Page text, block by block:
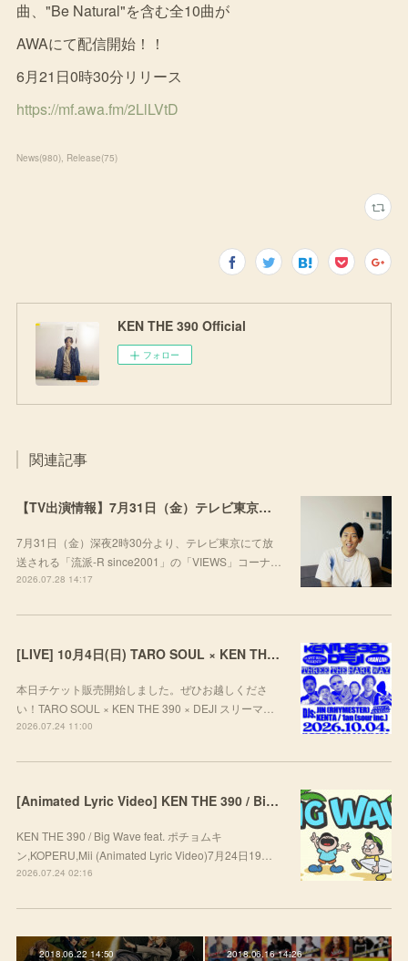
曲、"Be Natural"を含む全10曲が
AWAにて配信開始！！
6月21日0時30分リリース
https://mf.awa.fm/2LlLVtD
News(980) Release(75)
KEN THE 390 Official
フォロー
関連記事
【TV出演情報】7月31日（金）テレビ東京「流派-R since2001」
7月31日（金）深夜2時30分より、テレビ東京にて放
送される「流派-R since2001」の「VIEWS」コーナ…
2026.07.28 14:17
[LIVE] 10月4日(日) TARO SOUL × KEN THE 390 × DEJI スリーマンLIVE "THREE THE HARD WAY” @ ORD. 代官山
本日チケット販売開始しました。ぜひお越しくださ
い！TARO SOUL × KEN THE 390 × DEJI スリーマ…
2026.07.24 11:00
[Animated Lyric Video] KEN THE 390 / Big Wave feat. ポチョムキン,KOPERU,Mii
KEN THE 390 / Big Wave feat. ポチョムキ
ン,KOPERU,Mii (Animated Lyric Video)7月24日19…
2026.07.24 02:16
2018.06.22 14:50 2018.06.16 14:26